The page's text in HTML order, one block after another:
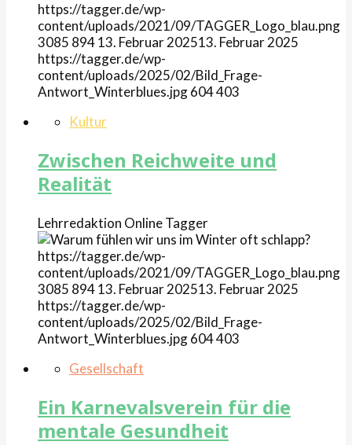
https://tagger.de/wp-
content/uploads/2021/09/TAGGER_Logo_blau.png
3085 89413. Februar 202513. Februar 2025
https://tagger.de/wp-
content/uploads/2025/02/Bild_Frage-
Antwort_Winterblues.jpg604403
Kultur
Zwischen Reichweite und
Realität
Lehrredaktion OnlineTagger
https://tagger.de/wp-
content/uploads/2021/09/TAGGER_Logo_blau.png
3085 89413. Februar 202513. Februar 2025
https://tagger.de/wp-
content/uploads/2025/02/Bild_Frage-
Antwort_Winterblues.jpg604403
Gesellschaft
Ein Karnevalsverein für die
mentale Gesundheit